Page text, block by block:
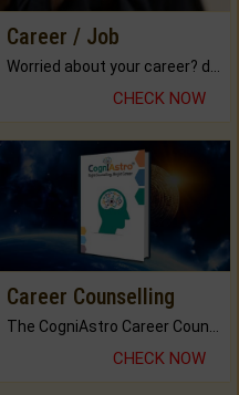
Career / Job
Worried about your career? don't know what is.
CHECK NOW
Career Counselling
The CogniAstro Career Counselling Report is the most comprehensive report available on this topic.
CHECK NOW